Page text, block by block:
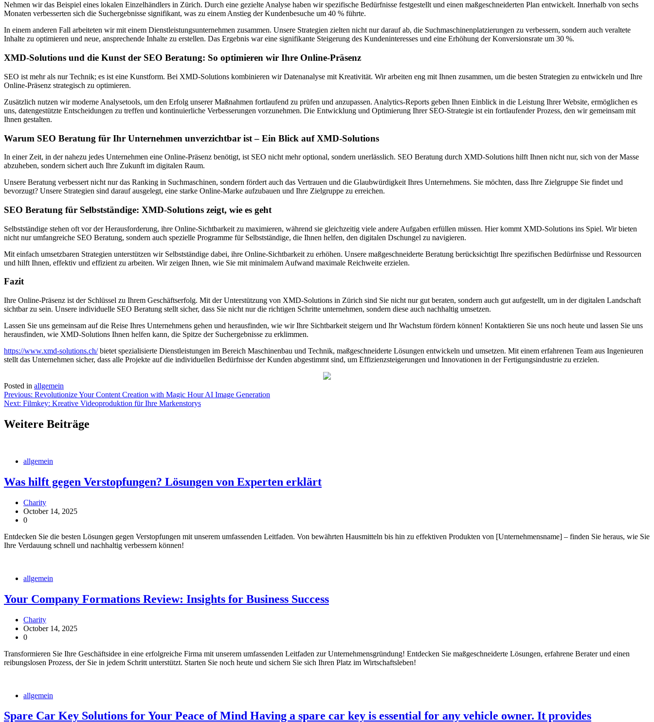
Nehmen wir das Beispiel eines lokalen Einzelhändlers in Zürich. Durch eine gezielte Analyse haben wir spezifische Bedürfnisse festgestellt und einen maßgeschneiderten Plan entwickelt. Innerhalb von sechs
Monaten verbesserten sich die Suchergebnisse signifikant, was zu einem Anstieg der Kundenbesuche um 40 % führte.
In einem anderen Fall arbeiteten wir mit einem Dienstleistungsunternehmen zusammen. Unsere Strategien zielten nicht nur darauf ab, die Suchmaschinenplatzierungen zu verbessern, sondern auch veraltete
Inhalte zu optimieren und neue, ansprechende Inhalte zu erstellen. Das Ergebnis war eine signifikante Steigerung des Kundeninteresses und eine Erhöhung der Konversionsrate um 30 %.
XMD-Solutions und die Kunst der SEO Beratung: So optimieren wir Ihre Online-Präsenz
SEO ist mehr als nur Technik; es ist eine Kunstform. Bei XMD-Solutions kombinieren wir Datenanalyse mit Kreativität. Wir arbeiten eng mit Ihnen zusammen, um die besten Strategien zu entwickeln und Ihre
Online-Präsenz strategisch zu optimieren.
Zusätzlich nutzen wir moderne Analysetools, um den Erfolg unserer Maßnahmen fortlaufend zu prüfen und anzupassen. Analytics-Reports geben Ihnen Einblick in die Leistung Ihrer Website, ermöglichen es
uns, datengestützte Entscheidungen zu treffen und kontinuierliche Verbesserungen vorzunehmen. Die Entwicklung und Optimierung Ihrer SEO-Strategie ist ein fortlaufender Prozess, den wir gemeinsam mit
Ihnen gestalten.
Warum SEO Beratung für Ihr Unternehmen unverzichtbar ist – Ein Blick auf XMD-Solutions
In einer Zeit, in der nahezu jedes Unternehmen eine Online-Präsenz benötigt, ist SEO nicht mehr optional, sondern unerlässlich. SEO Beratung durch XMD-Solutions hilft Ihnen nicht nur, sich von der Masse
abzuheben, sondern sichert auch Ihre Zukunft im digitalen Raum.
Unsere Beratung verbessert nicht nur das Ranking in Suchmaschinen, sondern fördert auch das Vertrauen und die Glaubwürdigkeit Ihres Unternehmens. Sie möchten, dass Ihre Zielgruppe Sie findet und
bevorzugt? Unsere Strategien sind darauf ausgelegt, eine starke Online-Marke aufzubauen und Ihre Zielgruppe zu erreichen.
SEO Beratung für Selbstständige: XMD-Solutions zeigt, wie es geht
Selbstständige stehen oft vor der Herausforderung, ihre Online-Sichtbarkeit zu maximieren, während sie gleichzeitig viele andere Aufgaben erfüllen müssen. Hier kommt XMD-Solutions ins Spiel. Wir bieten
nicht nur umfangreiche SEO Beratung, sondern auch spezielle Programme für Selbstständige, die Ihnen helfen, den digitalen Dschungel zu navigieren.
Mit einfach umsetzbaren Strategien unterstützen wir Selbstständige dabei, ihre Online-Sichtbarkeit zu erhöhen. Unsere maßgeschneiderte Beratung berücksichtigt Ihre spezifischen Bedürfnisse und Ressourcen
und hilft Ihnen, effektiv und effizient zu arbeiten. Wir zeigen Ihnen, wie Sie mit minimalem Aufwand maximale Reichweite erzielen.
Fazit
Ihre Online-Präsenz ist der Schlüssel zu Ihrem Geschäftserfolg. Mit der Unterstützung von XMD-Solutions in Zürich sind Sie nicht nur gut beraten, sondern auch gut aufgestellt, um in der digitalen Landschaft
sichtbar zu sein. Unsere individuelle SEO Beratung stellt sicher, dass Sie nicht nur die richtigen Schritte unternehmen, sondern diese auch nachhaltig umsetzen.
Lassen Sie uns gemeinsam auf die Reise Ihres Unternehmens gehen und herausfinden, wie wir Ihre Sichtbarkeit steigern und Ihr Wachstum fördern können! Kontaktieren Sie uns noch heute und lassen Sie uns
herausfinden, wie XMD-Solutions Ihnen helfen kann, die Spitze der Suchergebnisse zu erklimmen.
https://www.xmd-solutions.ch/bietet spezialisierte Dienstleistungen im Bereich Maschinenbau und Technik, maßgeschneiderte Lösungen entwickeln und umsetzen. Mit einem erfahrenen Team aus Ingenieuren
stellt das Unternehmen sicher, dass alle Projekte auf die individuellen Bedürfnisse der Kunden abgestimmt sind, um Effizienzsteigerungen und Innovationen in der Fertigungsindustrie zu erzielen.
Posted in allgemein
Post
navigation
Previous: Revolutionize Your Content Creation with Magic Hour AI Image Generation
Next: Filmkey: Kreative Videoproduktion für Ihre Markenstorys
Weitere Beiträge
allgemein
Was hilft gegen Verstopfungen? Lösungen von Experten erklärt
Charity
October 14, 2025
0
Entdecken Sie die besten Lösungen gegen Verstopfungen mit unserem umfassenden Leitfaden. Von bewährten Hausmitteln bis hin zu effektiven Produkten von [Unternehmensname] – finden Sie heraus, wie Sie
Ihre Verdauung schnell und nachhaltig verbessern können!
allgemein
Your Company Formations Review: Insights for Business Success
Charity
October 14, 2025
0
Transformieren Sie Ihre Geschäftsidee in eine erfolgreiche Firma mit unserem umfassenden Leitfaden zur Unternehmensgründung! Entdecken Sie maßgeschneiderte Lösungen, erfahrene Berater und einen
reibungslosen Prozess, der Sie in jedem Schritt unterstützt. Starten Sie noch heute und sichern Sie sich Ihren Platz im Wirtschaftsleben!
allgemein
Spare Car Key Solutions for Your Peace of Mind Having a spare car key is essential for any vehicle owner. It provides